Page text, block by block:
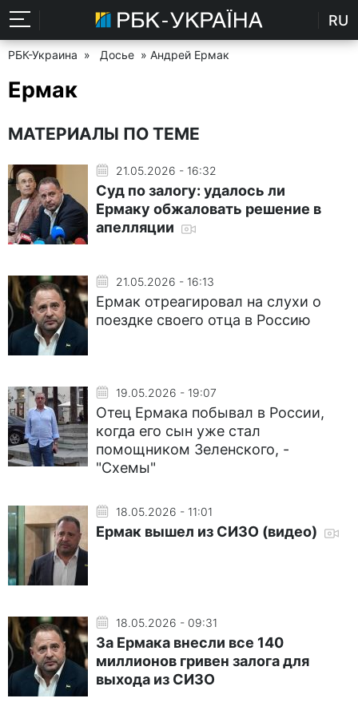
RU
РБК-Украина » Досье » Андрей Ермак
Ермак
МАТЕРИАЛЫ ПО ТЕМЕ
21.05.2026 - 16:32
Суд по залогу: удалось ли
Ермаку обжаловать решение в
апелляции
21.05.2026 - 16:13
Ермак отреагировал на слухи о
поездке своего отца в Россию
19.05.2026 - 19:07
Отец Ермака побывал в России,
когда его сын уже стал
помощником Зеленского, -
"Схемы"
18.05.2026 - 11:01
Ермак вышел из СИЗО (видео)
18.05.2026 - 09:31
За Ермака внесли все 140
миллионов гривен залога для
выхода из СИЗО